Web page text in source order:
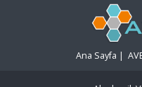
Ana Sayfa |